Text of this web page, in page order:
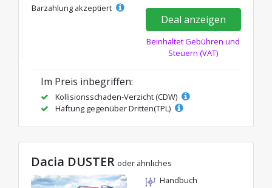
Barzahlung akzeptiert
Deal anzeigen
Beinhaltet Gebühren und
Steuern (VAT)
Im Preis inbegriffen:
Kollisionsschaden-Verzicht (CDW)
Haftung gegenüber Dritten(TPL)
Dacia DUSTER oder ähnliches
Handbuch